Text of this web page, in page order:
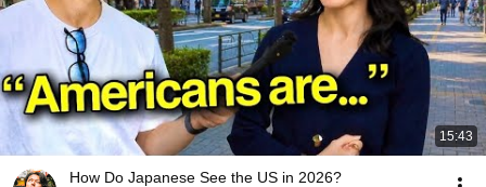
15:43
How Do Japanese See the US in 2026?